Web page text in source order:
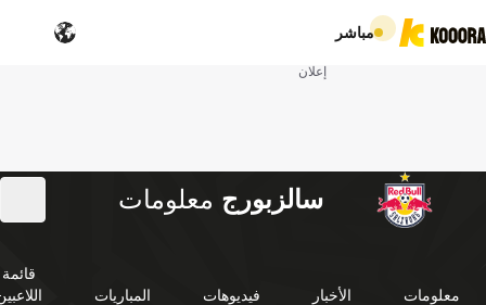
مباشر
إعلان
سالزبورج معلومات
معلومات الأخبار فيديوهات المباريات
قائمة